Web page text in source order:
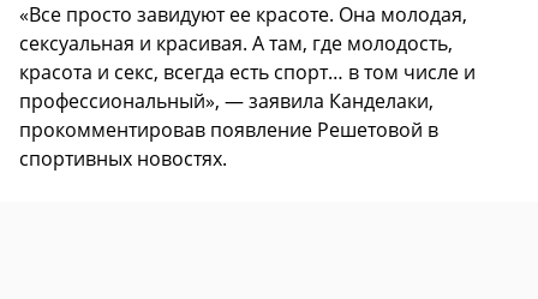
«Все просто завидуют ее красоте. Она молодая,
сексуальная и красивая. А там, где молодость,
красота и секс, всегда есть спорт… в том числе и
профессиональный», — заявила Канделаки,
прокомментировав появление Решетовой в
спортивных новостях.